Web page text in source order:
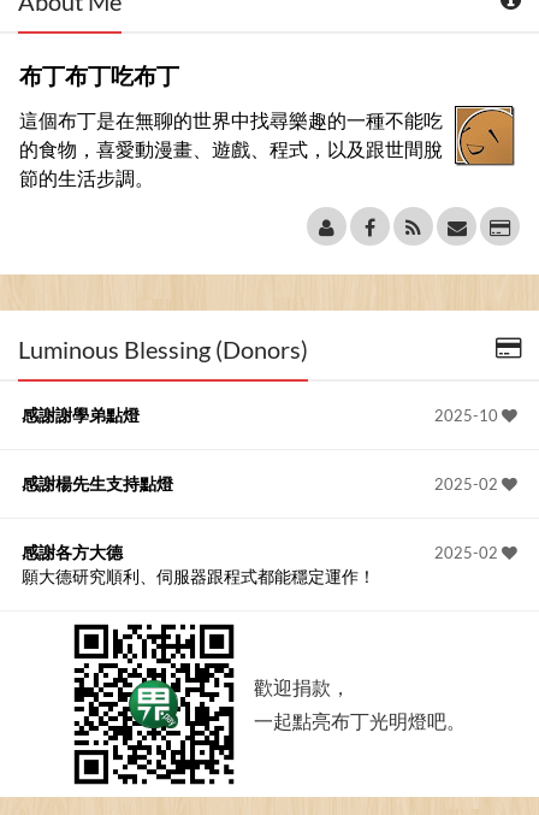
布丁布丁吃布丁
這個布丁是在無聊的世界中找尋樂趣的一種不能吃
的食物，喜愛動漫畫、遊戲、程式，以及跟世間脫
節的生活步調。
Luminous Blessing (Donors)
2025-10
感謝謝學弟點燈
2025-02
感謝楊先生支持點燈
2025-02
感謝各方大德
願大德研究順利、伺服器跟程式都能穩定運作！
歡迎捐款，
一起點亮布丁光明燈吧。